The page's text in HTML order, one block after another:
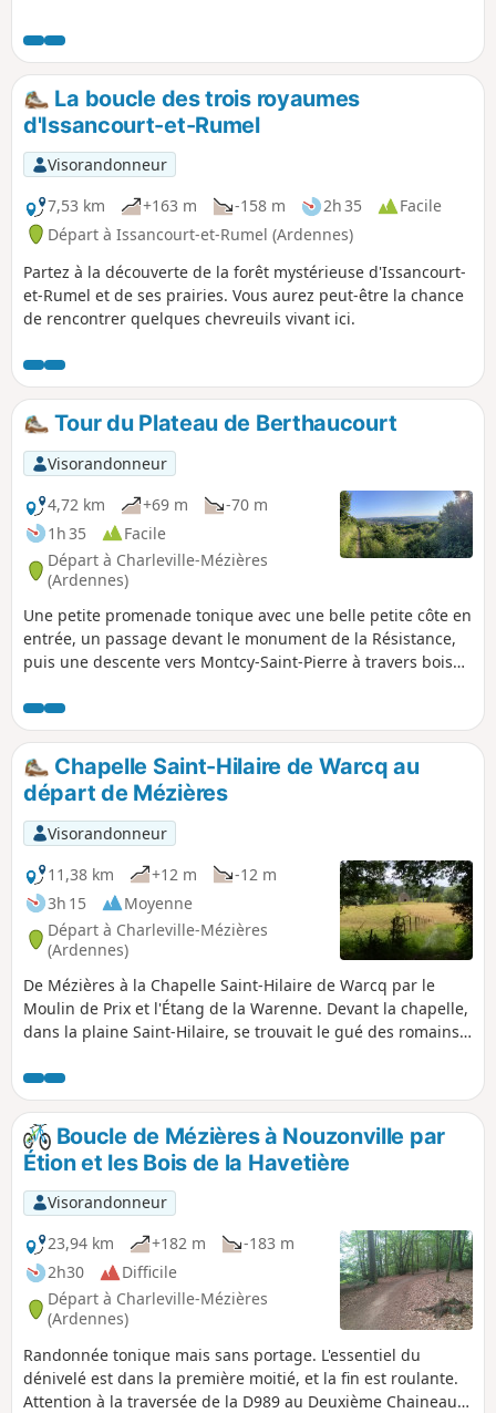
agréable et permet de découvrir des
endroits privilégiés. Il peut se joindre à
la randonnée n°1 qu'il prolongerait.
La boucle des trois royaumes
d'Issancourt-et-Rumel
Visorandonneur
7,53 km
+163 m -158 m 2h 35
Facile
Départ à Issancourt-et-Rumel (Ardennes)
Partez à la découverte de la forêt mystérieuse d'Issancourt-
et-Rumel et de ses prairies. Vous aurez peut-être la chance
de rencontrer quelques chevreuils vivant ici.
Tour du Plateau de Berthaucourt
Visorandonneur
4,72 km
+69 m
-70 m
1h 35
Facile
Départ à Charleville-Mézières
(Ardennes)
Une petite promenade tonique avec une belle petite côte en
entrée, un passage devant le monument de la Résistance,
puis une descente vers Montcy-Saint-Pierre à travers bois
l'arrivée par la Voie Verte.
Chapelle Saint-Hilaire de Warcq au
départ de Mézières
Visorandonneur
11,38 km
+12 m
-12 m
3h 15
Moyenne
Départ à Charleville-Mézières
(Ardennes)
De Mézières à la Chapelle Saint-Hilaire de Warcq par le
Moulin de Prix et l'Étang de la Warenne. Devant la chapelle,
dans la plaine Saint-Hilaire, se trouvait le gué des romains
Ardennaises, 04/2020), Cette boucle de 11,5 km, facile et
avec une orientation facile, visite le Moulin de Prix-les
Mézières, la Tour de l’Eau à Warcq et l'Étang de la Warenne.
Boucle de Mézières à Nouzonville par
Étion et les Bois de la Havetière
Visorandonneur
23,94 km
+182 m
-183 m
2h30
Difficile
Départ à Charleville-Mézières
(Ardennes)
Randonnée tonique mais sans portage. L'essentiel du
dénivelé est dans la première moitié, et la fin est roulante.
Attention à la traversée de la D989 au Deuxième Chaineau,